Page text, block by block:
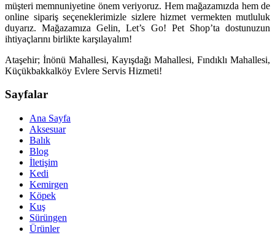
müşteri memnuniyetine önem veriyoruz. Hem mağazamızda hem de
online sipariş seçeneklerimizle sizlere hizmet vermekten mutluluk
duyarız. Mağazamıza Gelin, Let’s Go! Pet Shop’ta dostunuzun
ihtiyaçlarını birlikte karşılayalım!
Ataşehir; İnönü Mahallesi, Kayışdağı Mahallesi, Fındıklı Mahallesi,
Küçükbakkalköy Evlere Servis Hizmeti!
Sayfalar
Ana Sayfa
Aksesuar
Balık
Blog
İletişim
Kedi
Kemirgen
Köpek
Kuş
Sürüngen
Ürünler